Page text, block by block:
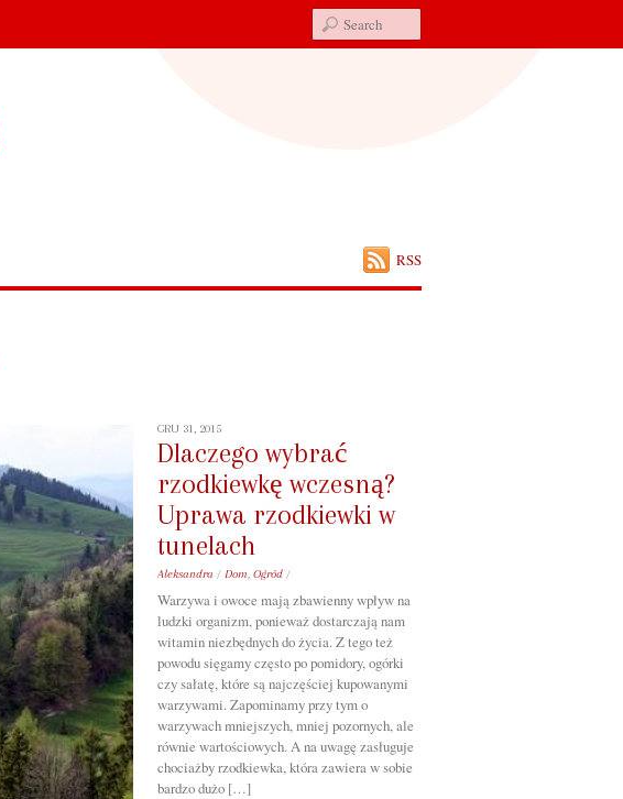
RSS
GRU 31, 2015
Dlaczego wybrać
rzodkiewkę wczesną?
Uprawa rzodkiewki w
tunelach
Aleksandra / Dom, Ogród /
Warzywa i owoce mają zbawienny wpływ na
ludzki organizm, ponieważ dostarczają nam
witamin niezbędnych do życia. Z tego też
powodu sięgamy często po pomidory, ogórki
czy sałatę, które są najczęściej kupowanymi
warzywami. Zapominamy przy tym o
warzywach mniejszych, mniej pozornych, ale
równie wartościowych. A na uwagę zasługuje
chociażby rzodkiewka, która zawiera w sobie
bardzo dużo […]